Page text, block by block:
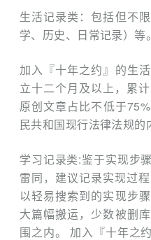
生活记录类：包括但不
学、历史、日常记录）等。
加入『十年之约』的生
立十二个月及以上，累
原创文章占比不低于
民共和国现行法律法规的
学习记录类:鉴于实现步
雷同，建议记录实现过
以轻易搜索到的实现步
大篇幅搬运，少数被删
围之内。
加入『十年之